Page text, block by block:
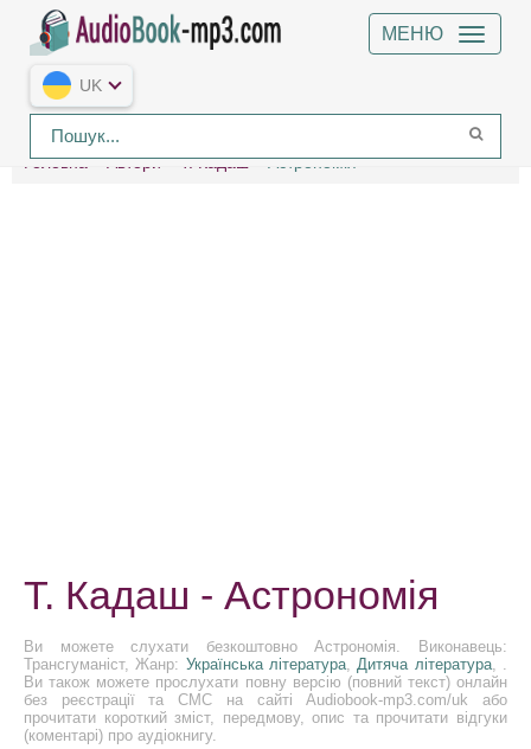
МЕНЮ
UK
Головна Автори Т. Кадаш Астрономія
Т. Кадаш - Астрономія
Ви можете слухати безкоштовно Астрономія. Виконавець:
Трансгуманіст, Жанр: Українська література,Дитяча література, .
Ви також можете прослухати повну версію (повний текст) онлайн
без реєстрації та СМС на сайті Audiobook-mp3.com/uk або
прочитати короткий зміст, передмову, опис та прочитати відгуки
(коментарі) про аудіокнигу.